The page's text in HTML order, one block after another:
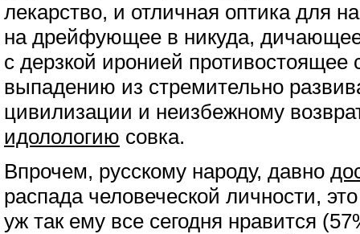
лекарство, и отличная оптика для
на дрейфующее в никуда,
с дерзкой иронией противостоящее
выпадению из стремительно
цивилизации и неизбежному
идолологию совка.
Впрочем, русскому народу, давно
распада человеческой личности,
уж так ему все сегодня нравится